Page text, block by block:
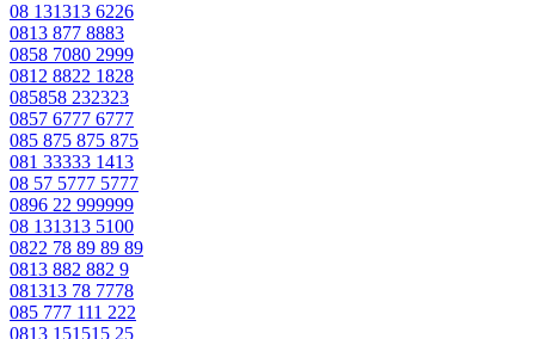
08 131313 6226
0813 877 8883
0858 7080 2999
0812 8822 1828
085858 232323
0857 6777 6777
085 875 875 875
081 33333 1413
08 57 5777 5777
0896 22 999999
08 131313 5100
0822 78 89 89 89
0813 882 882 9
081313 78 7778
085 777 111 222
0813 151515 25